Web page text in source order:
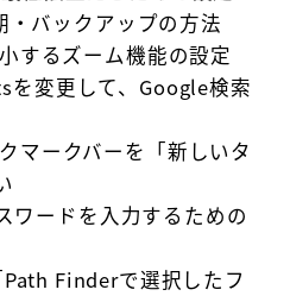
バックアップの方法
するズーム機能の設定
変更して、Google検索
マークバーを「新しいタ
ワードを入力するための
Finderで選択したフ